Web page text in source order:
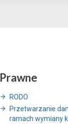
Prawne
RODO
Przetwarzanie
ramach wymiany